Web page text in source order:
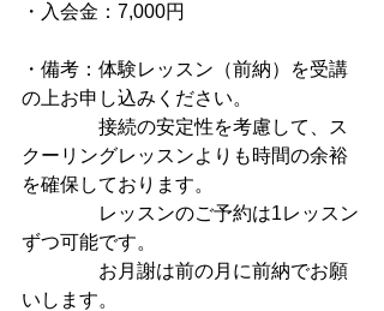
・入会金：7,000円
・備考：体験レッスン（前納）を受講
の上お申し込みください。
接続の安定性を考慮して、ス
クーリングレッスンよりも時間の余裕
を確保しております。
レッスンのご予約は1レッスン
ずつ可能です。
お月謝は前の月に前納でお願
いします。